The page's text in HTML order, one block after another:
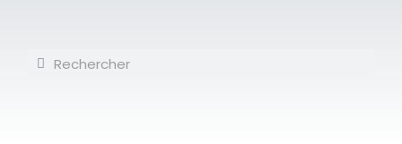
contenuRechercher
Rechercher